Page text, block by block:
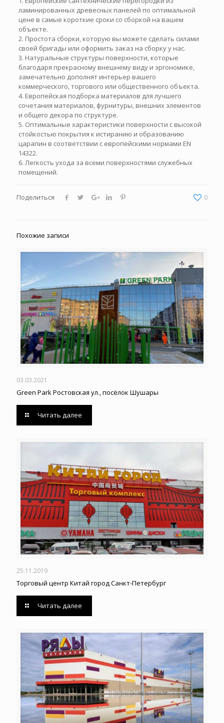
ламинированных древесных панелей по оптимальной
цене в самые короткие сроки со сборкой на вашем
объекте.
2. Простота сборки, которую вы можете сделать силами
своей бригады или оформить заказ на сборку у нас.
3. Натуральные структуры поверхности, которые
благодаря прекрасному внешнему виду и эргономике,
замечательно дополнят интерьер вашего
коммерческого, торгового или общественного объекта.
4. Европейская подборка материалов для лучшего
сочетания материалов, фурнитуры, внешних элементов
и общего декора по структуре.
5. Оптимальные характеристики поверхности с высокой
стойкостью покрытия к истиранию и образованию
царапин в соответствии с европейскими нормами EN
14322.
6. Легкость ухода за всеми поверхностями служебных
помещений.
Поделиться 0
Похожие записи
03.03.2021
Green Park Ростовская ул., посёлок Шушары
Читать далее
25.11.2019
Торговый центр Китай город Санкт-Петербург
Читать далее